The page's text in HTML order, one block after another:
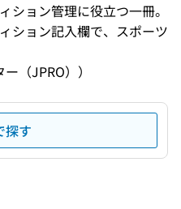
ション管理に役立つ一冊。
ション記入欄で、スポーツ
（JPRO））
探す